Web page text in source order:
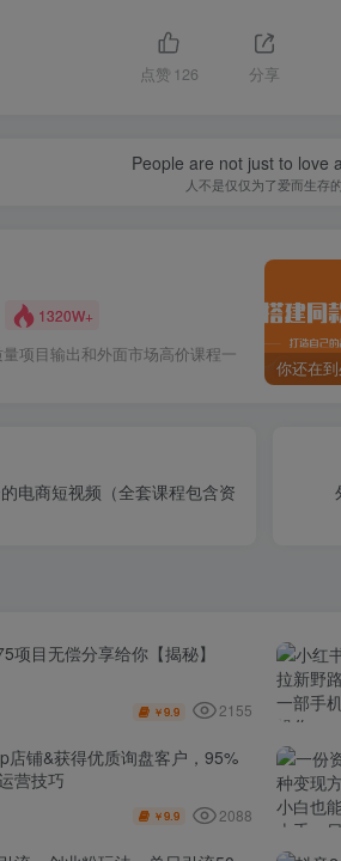
点赞 126 分享
People are not just to love
人不是仅仅为了爱而生存的
1320W+
项目输出和外面市场高价课程一
电商短视频（全套课程包含资
项目无偿分享给你【揭秘】
￥9.9 2155
店铺&获得优质询盘客户，​95%
营技巧
￥9.9 2088